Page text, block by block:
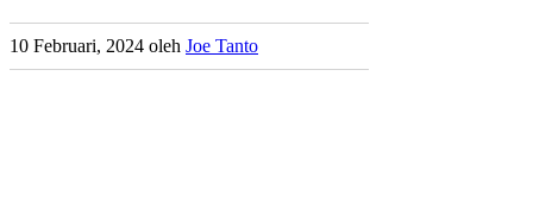
10 Februari, 2024 oleh Joe Tanto